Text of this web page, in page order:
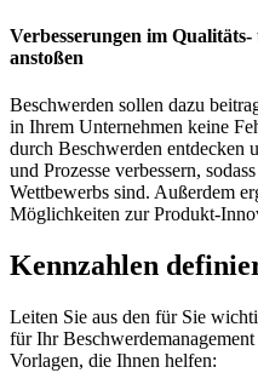
Verbesserungen im
anstoßen
Beschwerden sollen dazu
in Ihrem Unternehmen keine
durch Beschwerden entdecken
und Prozesse verbessern,
Wettbewerbs sind. Außerdem
Möglichkeiten zur Produkt-
Kennzahlen
Leiten Sie aus den für Sie
für Ihr
Vorlagen, die Ihnen helfen: